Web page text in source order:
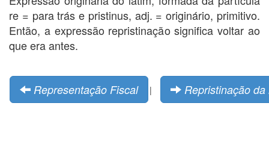
re = para trás e pristinus, adj. = originário, primitivo.
Então, a expressão repristinação significa voltar ao
que era antes.
Representação Fiscal | Repristinação da